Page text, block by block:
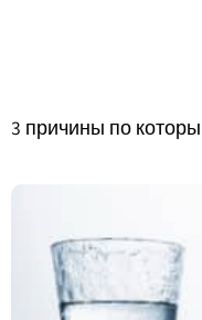
3 причины по